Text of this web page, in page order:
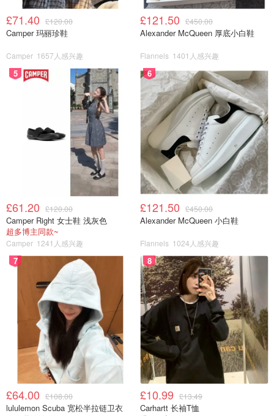
£71.40 £120.00
Camper 玛丽珍鞋
Camper 1657人感兴趣
£121.50 £450.00
Alexander McQueen 厚底小白鞋
Flannels 1401人感兴趣
5
£61.20 £120.00
Camper Right 女士鞋 浅灰色
超多博主同款~
Camper 1241人感兴趣
6
£121.50 £450.00
Alexander McQueen 小白鞋
Flannels 1024人感兴趣
7
£64.00 £108.00
lululemon Scuba 宽松半拉链卫衣
8
£10.99 £13.49
Carhartt 长袖T恤